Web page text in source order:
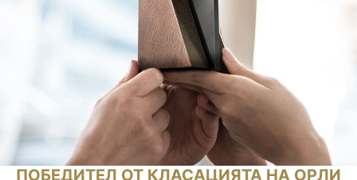
ПОБЕДИТЕЛ ОТ КЛАСАЦИЯТА НА ОРЛИ